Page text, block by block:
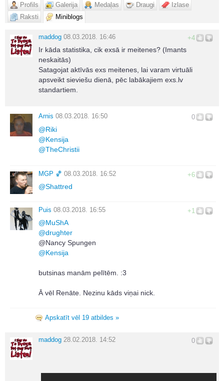
Profils Galerija Medaļas Draugi
Izlase
Raksti
Miniblogs
+4
maddog 08.03.2018. 16:46
Ir kāda statistika, cik exsā ir meitenes? (Imants
neskaitās)
Satagojat aktīvās exs meitenes, lai varam virtuāli
apsveikt sieviešu dienā, pēc labākajiem exs.lv
standartiem.
0
Arnis 08.03.2018. 16:50
@Riki
@Kensija
@TheChristii
+6
MGΡ 🏀 08.03.2018. 16:52
@Shattred
+1
Puis 08.03.2018. 16:55
@MuShA
@drughter
@Nancy Spungen
@Kensija
butsinas manām pelītēm. :3
Ā vēl Renāte. Nezinu kāds viņai nick.
Apskatīt vēl 19 atbildes »
0
maddog 28.02.2018. 14:52